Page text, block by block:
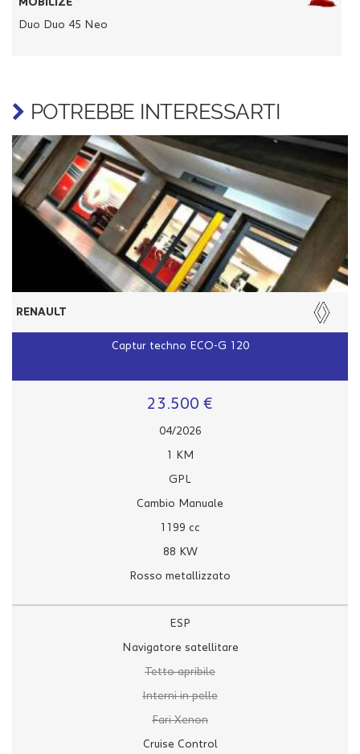
MOBILIZE
Duo Duo 45 Neo
POTREBBE INTERESSARTI
RENAULT
Captur techno ECO-G 120
23.500 €
04/2026
1 KM
GPL
Cambio Manuale
1199 cc
88 KW
Rosso metallizzato
ESP
Navigatore satellitare
Tetto apribile
Interni in pelle
Fari Xenon
Cruise Control